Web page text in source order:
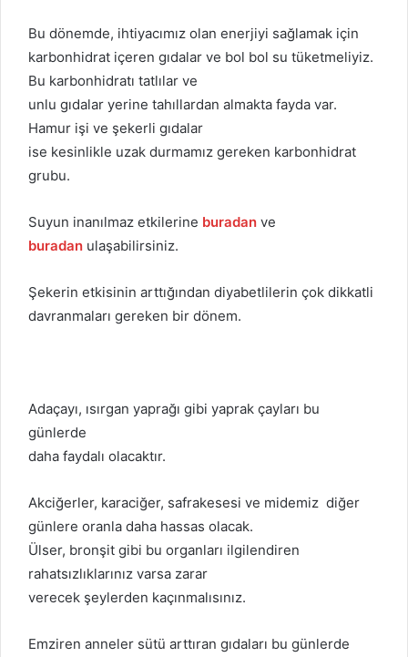
Bu dönemde, ihtiyacımız olan enerjiyi sağlamak için
karbonhidrat içeren gıdalar ve bol bol su tüketmeliyiz.
Bu karbonhidratı tatlılar ve
unlu gıdalar yerine tahıllardan almakta fayda var.
Hamur işi ve şekerli gıdalar
ise kesinlikle uzak durmamız gereken karbonhidrat
grubu.
Suyun inanılmaz etkilerine buradan ve
buradan ulaşabilirsiniz.
Şekerin etkisinin arttığından diyabetlilerin çok dikkatli
davranmaları gereken bir dönem.
Adaçayı, ısırgan yaprağı gibi yaprak çayları bu
günlerde
daha faydalı olacaktır.
Akciğerler, karaciğer, safrakesesi ve midemiz diğer
günlere oranla daha hassas olacak.
Ülser, bronşit gibi bu organları ilgilendiren
rahatsızlıklarınız varsa zarar
verecek şeylerden kaçınmalısınız.
Emziren anneler sütü arttıran gıdaları bu günlerde